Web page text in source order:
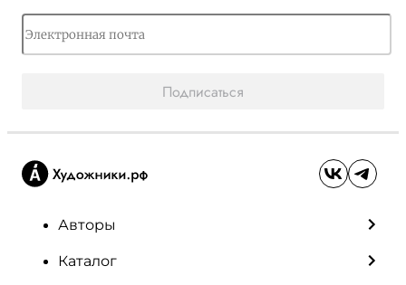
Подписаться
Авторы
Каталог